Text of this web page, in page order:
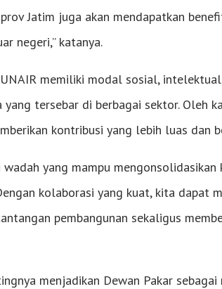
Jatim juga akan mendapatkan
negeri,” katanya.
memiliki modal sosial,
tersebar di berbagai sektor. Oleh
kontribusi yang lebih luas dan
wadah yang mampu
kolaborasi yang kuat, kita dapat
pembangunan sekaligus
menjadikan Dewan Pakar